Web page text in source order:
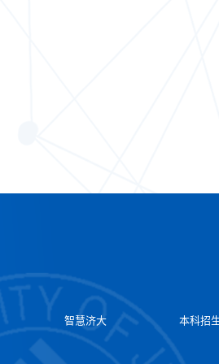
智慧济大
本科招